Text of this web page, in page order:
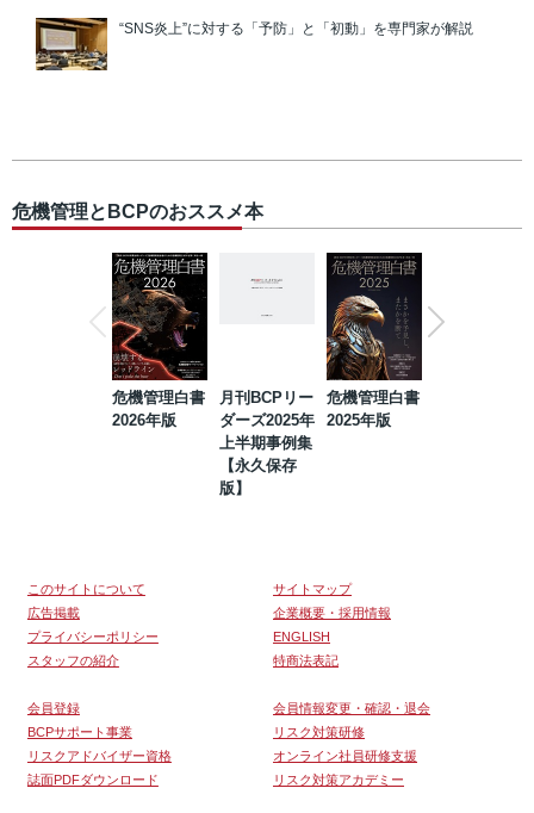
“SNS炎上”に対する「予防」と「初動」を専門家が解説
危機管理とBCPのおススメ本
危機管理白書
2026年版
月刊BCPリー
ダーズ2025年
上半期事例集
【永久保存
版】
危機管理白書
2025年版
このサイトについて
サイトマップ
広告掲載
企業概要・採用情報
プライバシーポリシー
ENGLISH
スタッフの紹介
特商法表記
会員登録
会員情報変更・確認・退会
BCPサポート事業
リスク対策研修
リスクアドバイザー資格
オンライン社員研修支援
誌面PDFダウンロード
リスク対策アカデミー